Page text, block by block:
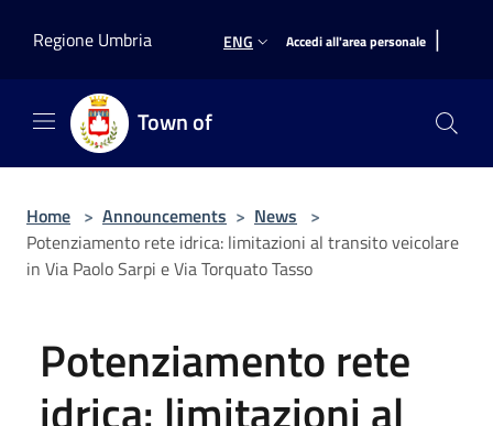
Regione Umbria
ENG Accedi all'area personale |
Town of
Home > Announcements > News >
Potenziamento rete idrica: limitazioni al transito veicolare
in Via Paolo Sarpi e Via Torquato Tasso
Potenziamento rete